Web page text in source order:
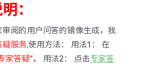
：
阅的用户问答的镜像生成，我
疑服务,使用方法： 用法1： 在
家答疑“。 用法2： 点击专家答